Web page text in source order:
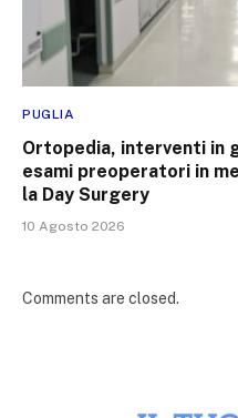
PUGLIA
Ortopedia, interventi in
esami preoperatori in
la Day Surgery
10 Agosto 2026
Comments are closed.